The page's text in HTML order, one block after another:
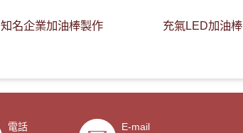
知名企業加油棒製作 充氣LED加油棒
電話
E-mail